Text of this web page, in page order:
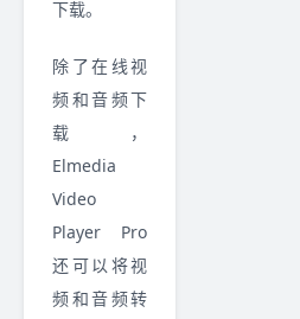
下载。
除了在线视
频和音频下
载，
Elmedia
Video
Player Pro
还可以将视
频和音频转